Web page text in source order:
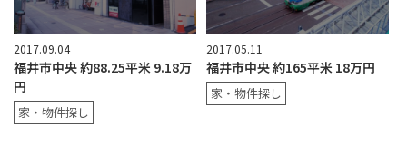
2017.09.04
福井市中央 約88.25平米 9.18万
円
家・物件探し
2017.05.11
福井市中央 約165平米 18万円
家・物件探し